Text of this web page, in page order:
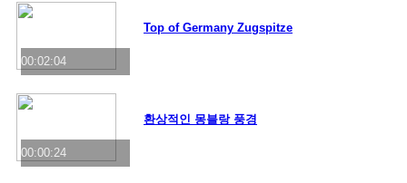
00:02:04
Top of Germany Zugspitze
00:00:24
환상적인 몽블랑 풍경